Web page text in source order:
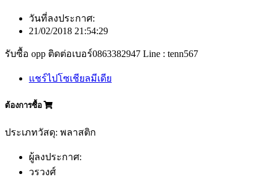
วันที่ลงประกาศ:
21/02/2018 21:54:29
รับซื้อ opp ติดต่อเบอร์0863382947 Line : tenn567
แชร์ไปโซเชียลมีเดีย
ต้องการซื้อ
ประเภทวัสดุ: พลาสติก
ผู้ลงประกาศ:
วรวงศ์